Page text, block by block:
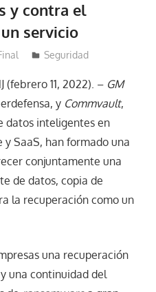
y contra el
servicio
Seguridad
(febrero 11, 2022). – GM
y Commvault,
datos inteligentes en
SaaS, han formado una
conjuntamente una
de datos, copia de
la recuperación como un
una recuperación
una continuidad del